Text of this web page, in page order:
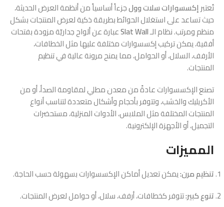
تُعتبرإكسسوارات سلات وولجزءاً أساسياً من أنظمة العرض الحديثة،
حيث تساعد على استغلال الحوائط بطريقة ذكية لعرض المنتجات بشكل
منظم ومرتب. نظام الـSlat Wallعبارة عن ألواح جداريّة مزودة بفتحات
أفقية، يمكن تركيب إكسسوارات مختلفة عليها مثل الخطافات،
الأرفف، السلال، أو الحوامل، مما يمنح مرونة عالية في تنظيم
المنتجات.
تصنع الإكسسوارات عادةً من معدن مطلي لمقاومة الصدأ، أو من
الأكريليك والخشب، وتتوفر بأحجام وأشكال متعددة لتناسب أنواع
المنتجات المختلفة مثل الملابس، الأدوات المنزلية، مستحضرات
التجميل، أو الأجهزة الإلكترونية.
المميزات
تنظيم مرن:يمكن تعديل أماكن الإكسسوارات بسهولة حسب الحاجة.
تنوع كبير:تتوفر كخطافات، أرفف، سلال، أو حوامل لعرض المنتجات.